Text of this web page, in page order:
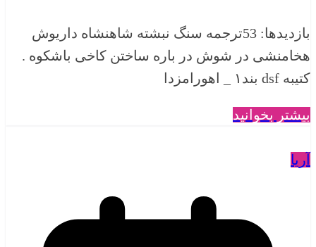
بازدیدها: 53ترجمه سنگ نبشته شاهنشاه داریوش
هخامنشی در شوش در باره ساختن کاخی باشکوه .
کتیبه dsf بند۱ _ اهورامزدا
بیشتر بخوانید
آریا